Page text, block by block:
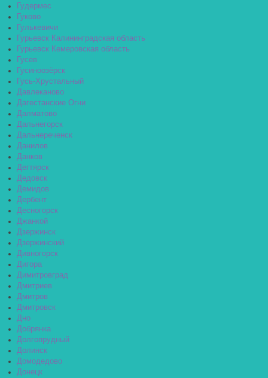
Гудермес
Гуково
Гулькевичи
Гурьевск Калининградская область
Гурьевск Кемеровская область
Гусев
Гусиноозёрск
Гусь-Хрустальный
Давлеканово
Дагестанские Огни
Далматово
Дальнегорск
Дальнереченск
Данилов
Данков
Дегтярск
Дедовск
Демидов
Дербент
Десногорск
Джанкой
Дзержинск
Дзержинский
Дивногорск
Дигора
Димитровград
Дмитриев
Дмитров
Дмитровск
Дно
Добрянка
Долгопрудный
Долинск
Домодедово
Донецк